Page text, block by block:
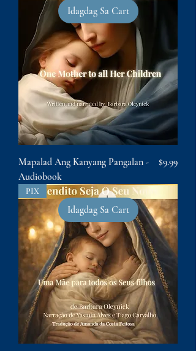
Idagdag Sa Cart
Mapalad Ang Kanyang Pangalan -
Audiobook
Presyo
$9.99
Idagdag Sa Cart
PIX